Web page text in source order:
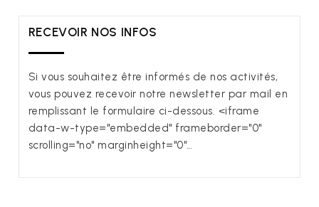
RECEVOIR NOS INFOS
Si vous souhaitez être informés de nos activités,
vous pouvez recevoir notre newsletter par mail en
remplissant le formulaire ci-dessous. <iframe
data-w-type="embedded" frameborder="0"
scrolling="no" marginheight="0"…